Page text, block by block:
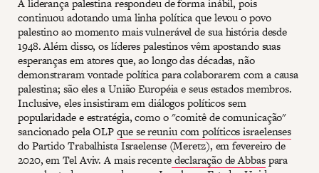
continuou adotando uma linha política que levou o povo
palestino ao momento mais vulnerável de sua história desde
1948. Além disso, os líderes palestinos vêm apostando suas
esperanças em atores que, ao longo das décadas, não
demonstraram vontade política para colaborarem com a causa
palestina; são eles a União Européia e seus estados membros.
Inclusive, eles insistiram em diálogos políticos sem
popularidade e estratégia, como o "comitê de comunicação"
sancionado pela OLPque se reuniu com políticos israelenses
do Partido Trabalhista Israelense (Meretz), em fevereiro de
2020, em Tel Aviv. A mais recentedeclaração de Abbaspara